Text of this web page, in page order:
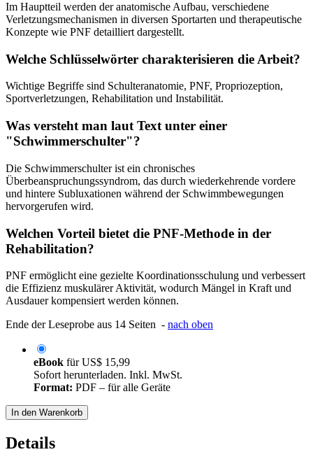
Im Hauptteil werden der anatomische Aufbau, verschiedene
Verletzungsmechanismen in diversen Sportarten und therapeutische
Konzepte wie PNF detailliert dargestellt.
Welche Schlüsselwörter charakterisieren die Arbeit?
Wichtige Begriffe sind Schulteranatomie, PNF, Propriozeption,
Sportverletzungen, Rehabilitation und Instabilität.
Was versteht man laut Text unter einer
"Schwimmerschulter"?
Die Schwimmerschulter ist ein chronisches
Überbeanspruchungssyndrom, das durch wiederkehrende vordere
und hintere Subluxationen während der Schwimmbewegungen
hervorgerufen wird.
Welchen Vorteil bietet die PNF-Methode in der
Rehabilitation?
PNF ermöglicht eine gezielte Koordinationsschulung und verbessert
die Effizienz muskulärer Aktivität, wodurch Mängel in Kraft und
Ausdauer kompensiert werden können.
Ende der Leseprobe aus 14 Seiten - nach oben
eBook fürUS$ 15,99
Sofort herunterladen. Inkl. MwSt.
Format: PDF – für alle Geräte
In den Warenkorb
Details